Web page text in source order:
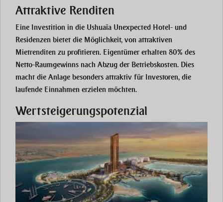
Attraktive Renditen
Eine Investition in die Ushuaïa Unexpected Hotel- und
Residenzen bietet die Möglichkeit, von attraktiven
Mietrenditen zu profitieren. Eigentümer erhalten 80% des
Netto-Raumgewinns nach Abzug der Betriebskosten. Dies
macht die Anlage besonders attraktiv für Investoren, die
laufende Einnahmen erzielen möchten​.
Wertsteigerungspotenzial